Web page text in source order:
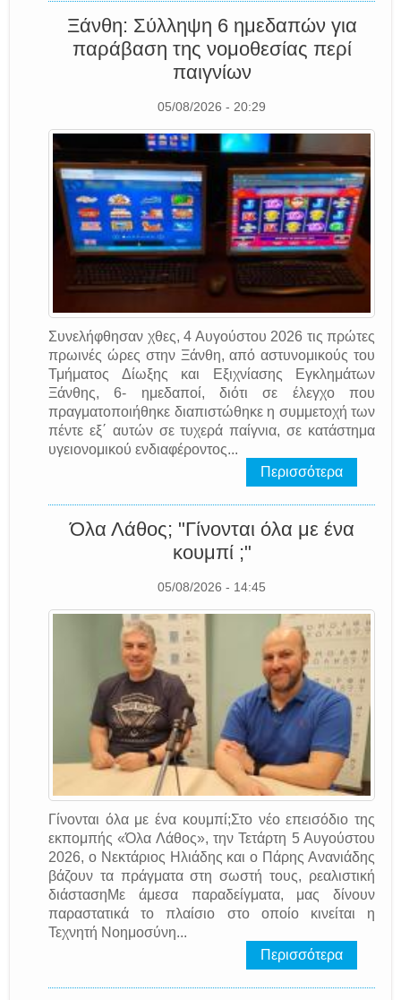
Ξάνθη: Σύλληψη 6 ημεδαπών για
παράβαση της νομοθεσίας περί
παιγνίων
05/08/2026 - 20:29
Συνελήφθησαν χθες, 4 Αυγούστου 2026 τις πρώτες
πρωινές ώρες στην Ξάνθη, από αστυνομικούς του
Τμήματος Δίωξης και Εξιχνίασης Εγκλημάτων
Ξάνθης, 6- ημεδαποί, διότι σε έλεγχο που
πραγματοποιήθηκε διαπιστώθηκε η συμμετοχή των
πέντε εξ΄ αυτών σε τυχερά παίγνια, σε κατάστημα
υγειονομικού ενδιαφέροντος...
Περισσότερα
Όλα Λάθος; "Γίνονται όλα με ένα
κουμπί ;"
05/08/2026 - 14:45
Γίνονται όλα με ένα κουμπί;Στο νέο επεισόδιο της
εκπομπής «Όλα Λάθος», την Τετάρτη 5 Αυγούστου
2026, ο Νεκτάριος Ηλιάδης και ο Πάρης Ανανιάδης
βάζουν τα πράγματα στη σωστή τους, ρεαλιστική
διάστασηΜε άμεσα παραδείγματα, μας δίνουν
παραστατικά το πλαίσιο στο οποίο κινείται η
Τεχνητή Νοημοσύνη...
Περισσότερα